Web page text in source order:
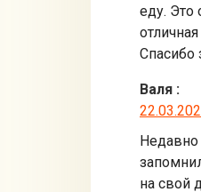
еду. Это
Спасибо
Валя :
на свой